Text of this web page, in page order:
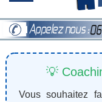
💡
Vous souhaitez